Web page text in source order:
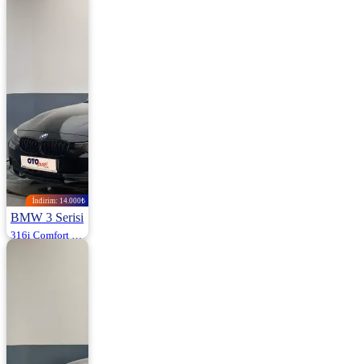
İndirim: 14.000₺
BMW 3 Serisi